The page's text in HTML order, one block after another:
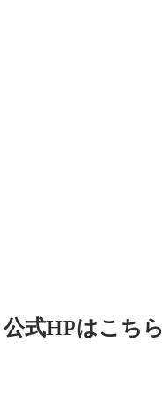
公式HPはこちら